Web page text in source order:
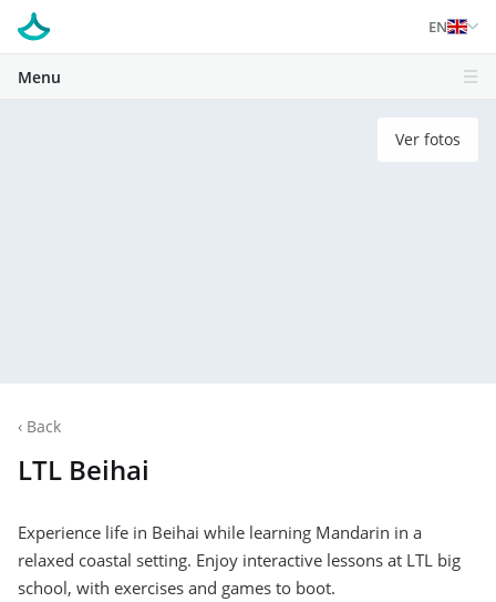
EN
Menu
Ver fotos
‹ Back
LTL Beihai
Experience life in Beihai while learning Mandarin in a
relaxed coastal setting. Enjoy interactive lessons at LTL big
school, with exercises and games to boot.